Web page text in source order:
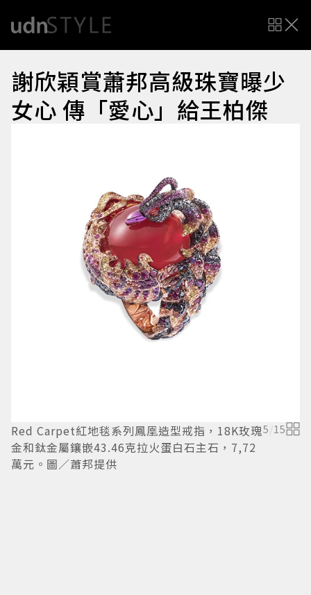
謝欣穎賞蕭邦高級珠寶曝少
女心 傳「愛心」給王柏傑
Red Carpet紅地毯系列鳳凰造型戒指，18K玫瑰
金和鈦金屬鑲嵌43.46克拉火蛋白石主石，7,72
萬元。圖／蕭邦提供
5/15